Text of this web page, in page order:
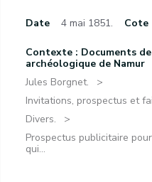
Date 4 mai 1851. Cote
Contexte : Documents
archéologique de Namur
Jules Borgnet.
Invitations, prospectus et
Divers.
Prospectus publicitaire
qui...